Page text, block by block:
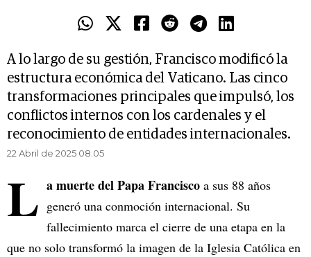
A lo largo de su gestión, Francisco modificó la
estructura económica del Vaticano. Las cinco
transformaciones principales que impulsó, los
conflictos internos con los cardenales y el
reconocimiento de entidades internacionales.
22 Abril de 2025 08.05
L a muerte del Papa Francisco a sus 88 años
generó una conmoción internacional. Su
fallecimiento marca el cierre de una etapa en la
que no solo transformó la imagen de la Iglesia Católica en